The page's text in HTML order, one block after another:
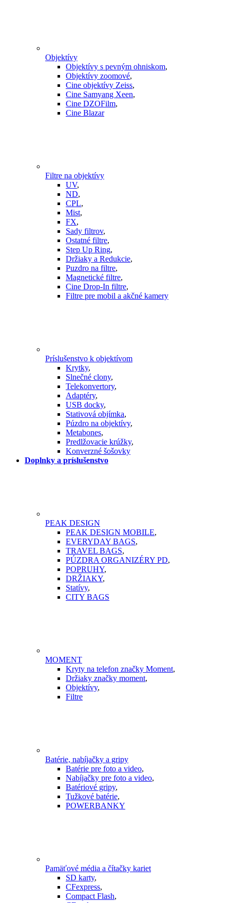
Objektívy
Objektívy s pevným ohniskom,
Objektívy zoomové,
Cine objektívy Zeiss,
Cine Samyang Xeen,
Cine DZOFilm,
Cine Blazar
Filtre na objektívy
UV,
ND,
CPL,
Mist,
FX,
Sady filtrov,
Ostatné filtre,
Step Up Ring,
Držiaky a Redukcie,
Puzdro na filtre,
Magnetické filtre,
Cine Drop-In filtre,
Filtre pre mobil a akčné kamery
Príslušenstvo k objektívom
Krytky,
Slnečné clony,
Telekonvertory,
Adaptéry,
USB docky,
Stativová objímka,
Púzdro na objektívy,
Metabones,
Predlžovacie krúžky,
Konverzné šošovky
Doplnky a príslušenstvo
PEAK DESIGN
PEAK DESIGN MOBILE,
EVERYDAY BAGS,
TRAVEL BAGS,
PÚZDRA ORGANIZÉRY PD,
POPRUHY,
DRŽIAKY,
Statívy,
CITY BAGS
MOMENT
Kryty na telefon značky Moment,
Držiaky značky moment,
Objektívy,
Filtre
Batérie, nabíjačky a gripy
Batérie pre foto a video,
Nabíjačky pre foto a video,
Batériové gripy,
Tužkové batérie,
POWERBANKY
Pamäťové média a čítačky kariet
SD karty,
CFexpress,
Compact Flash,